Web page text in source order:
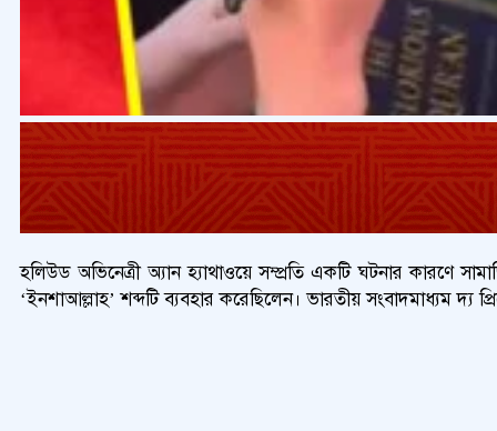
হলিউড অভিনেত্রী অ্যান হ্যাথাওয়ে সম্প্রতি একটি ঘটনার কারণে
‘ইনশাআল্লাহ’ শব্দটি ব্যবহার করেছিলেন। ভারতীয় সংবাদমাধ্যম দ্য